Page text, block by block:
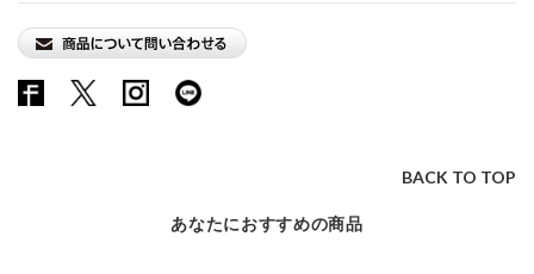
BACK TO TOP
あなたにおすすめの商品